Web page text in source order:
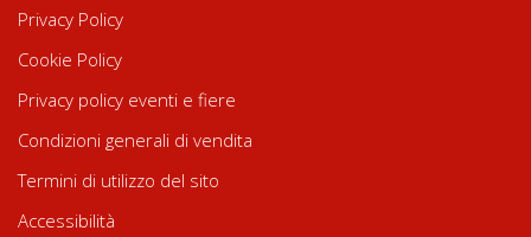
Privacy Policy
Cookie Policy
Privacy policy eventi e fiere
Condizioni generali di vendita
Termini di utilizzo del sito
Accessibilità